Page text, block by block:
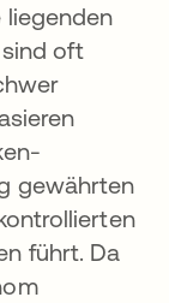
liegenden
oft
gewährten
führt. Da